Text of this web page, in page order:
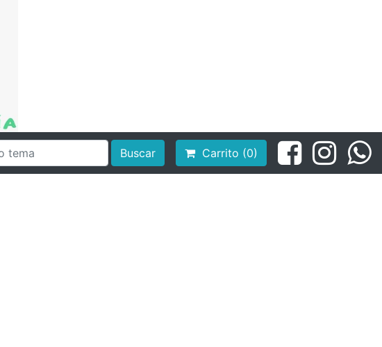
Buscar Carrito (0)